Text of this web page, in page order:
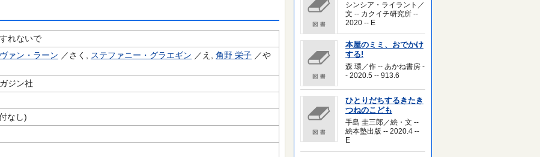
れないで
ァン・ラーン ／さく, ステファニー・グラエギン ／え, 角野 栄子 ／や
ジン社
なし)
シンシア・ライラント／
文 -- カクイチ研究所 --
2020 -- E
本屋のミミ、おでかけ
する!
森 環／作 -- あかね書房 -
- 2020.5 -- 913.6
ひとりだちするきたき
つねのこども
手島 圭三郎／絵・文 --
絵本塾出版 -- 2020.4 --
E